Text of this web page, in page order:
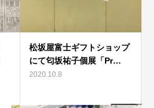
松坂屋富士ギフトショップ
にて匂坂祐子個展「Pr…
2020.10.8